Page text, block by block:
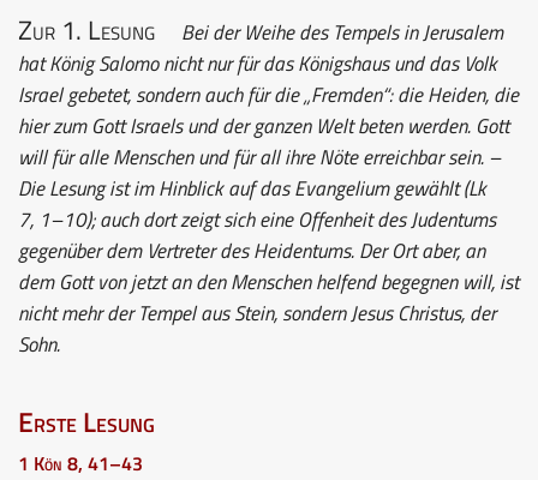
Zur 1. Lesung
Bei der Weihe des Tempels in Jerusalem
hat König Salomo nicht nur für das Königshaus und das Volk
Israel gebetet, sondern auch für die „Fremden“: die Heiden, die
hier zum Gott Israels und der ganzen Welt beten werden. Gott
will für alle Menschen und für all ihre Nöte erreichbar sein. –
Die Lesung ist im Hinblick auf das Evangelium gewählt (Lk
7, 1–10); auch dort zeigt sich eine Offenheit des Judentums
gegenüber dem Vertreter des Heidentums. Der Ort aber, an
dem Gott von jetzt an den Menschen helfend begegnen will, ist
nicht mehr der Tempel aus Stein, sondern Jesus Christus, der
Sohn.
Erste Lesung
1 Kön 8, 41–43